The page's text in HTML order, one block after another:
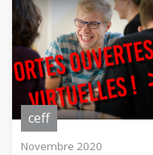
ceff
Novembre 2020